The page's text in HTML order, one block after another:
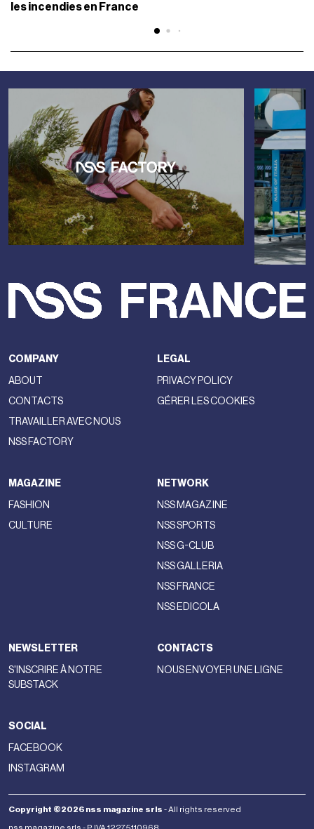
les incendies en France
COMPANY
ABOUT
CONTACTS
TRAVAILLER AVEC NOUS
NSS FACTORY
LEGAL
PRIVACY POLICY
GÉRER LES COOKIES
MAGAZINE
FASHION
CULTURE
NETWORK
NSS MAGAZINE
NSS SPORTS
NSS G-CLUB
NSS GALLERIA
NSS FRANCE
NSS EDICOLA
NEWSLETTER
S'INSCRIRE À NOTRE
SUBSTACK
CONTACTS
NOUS ENVOYER UNE LIGNE
SOCIAL
FACEBOOK
INSTAGRAM
Copyright ©2026 nss magazine srls - All rights reserved